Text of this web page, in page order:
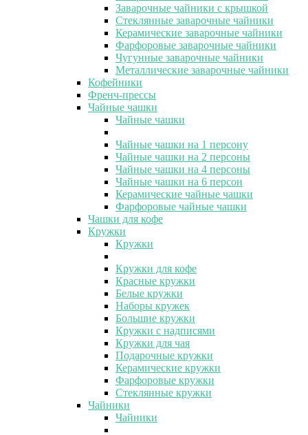
Заварочные чайники с крышкой
Стеклянные заварочные чайники
Керамические заварочные чайники
Фарфоровые заварочные чайники
Чугунные заварочные чайники
Металлические заварочные чайники
Кофейники
Френч-прессы
Чайные чашки
Чайные чашки
Чайные чашки на 1 персону
Чайные чашки на 2 персоны
Чайные чашки на 4 персоны
Чайные чашки на 6 персон
Керамические чайные чашки
Фарфоровые чайные чашки
Чашки для кофе
Кружки
Кружки
Кружки для кофе
Красные кружки
Белые кружки
Наборы кружек
Большие кружки
Кружки с надписями
Кружки для чая
Подарочные кружки
Керамические кружки
Фарфоровые кружки
Стеклянные кружки
Чайники
Чайники